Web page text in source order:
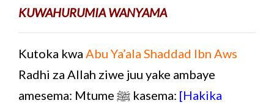
KUWAHURUMIA WANYAMA
Kutoka kwa Abu Ya’ala Shaddad Ibn Aws
Radhi za Allah ziwe juu yake ambaye
amesema: Mtume ﷺ kasema: [Hakika